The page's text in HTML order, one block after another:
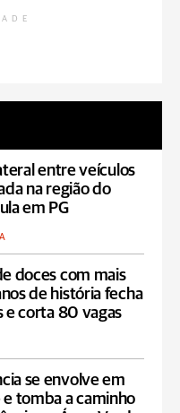
entre veículos
na região do
em PG
doces com mais
de história fecha
e corta 80 vagas
se envolve em
tomba a caminho